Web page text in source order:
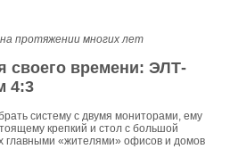
протяжении многих лет
своего времени: ЭЛТ-
4:3
систему с двумя мониторами, ему
крепкий и стол с большой
главными «жителями» офисов и домов